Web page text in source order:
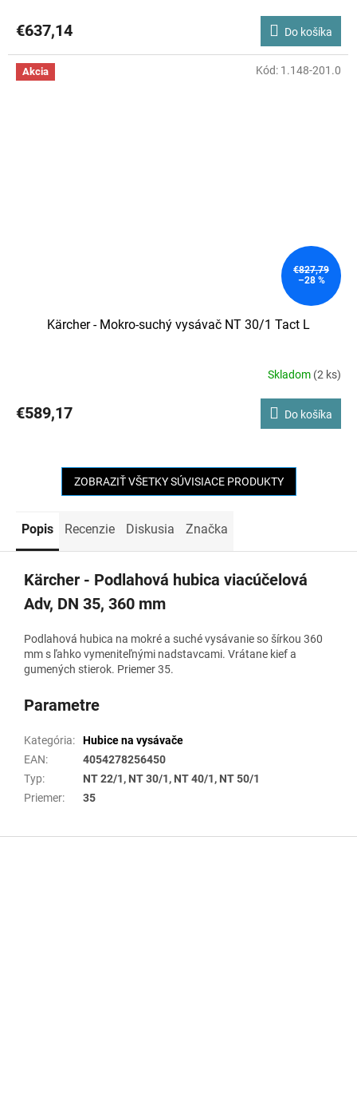
€637,14 Do košíka
Akcia
€827,79
–28 %
Kärcher - Mokro-suchý vysávač NT 30/1 Tact L
Skladom (2 ks)
€589,17 Do košíka
Kód: 1.148-201.0
ZOBRAZIŤ VŠETKY SÚVISIACE PRODUKTY
Popis Recenzie Diskusia Značka
Kärcher - Podlahová hubica viacúčelová
Adv, DN 35, 360 mm
Podlahová hubica na mokré a suché vysávanie so šírkou 360
mm s ľahko vymeniteľnými nadstavcami. Vrátane kief a
gumených stierok. Priemer 35.
Parametre
Kategória:
Hubice na vysávače
EAN:
4054278256450
Typ:
NT 22/1, NT 30/1, NT 40/1, NT 50/1
Priemer: 35